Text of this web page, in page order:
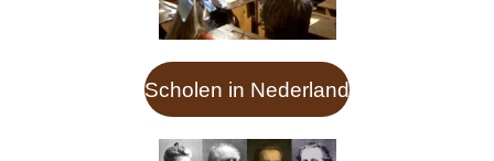
Scholen in Nederland